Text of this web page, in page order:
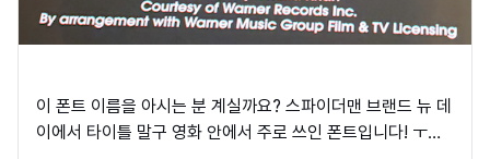
이 폰트 이름을 아시는 분 계실까요? 스파이더맨 브랜드 뉴 데
이에서 타이틀 말구 영화 안에서 주로 쓰인 폰트입니다! ㅜㅜ